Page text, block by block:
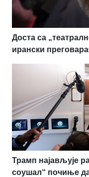
Доста са
ирански
Трамп најављује
соушал“ почиње